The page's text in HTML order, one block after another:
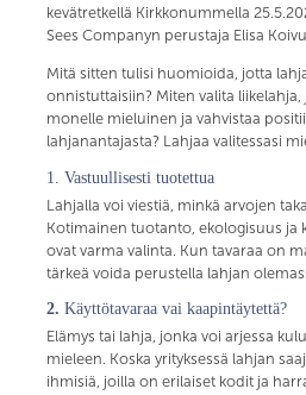
kevätretkellä Kirkkonummella
Sees Companyn perustaja Elisa
Mitä sitten tulisi huomioida, jotta
onnistuttaisiin? Miten valita
monelle mieluinen ja vahvistaa
lahjanantajasta? Lahjaa valitessasi
1. Vastuullisesti tuotettua
Lahjalla voi viestiä, minkä arvojen
Kotimainen tuotanto, ekologisuus ja
ovat varma valinta. Kun tavaraa on
tärkeä voida perustella lahjan
2.Käyttötavaraa vai kaapintäytettä?
Elämys tai lahja, jonka voi arjessa
mieleen. Koska yrityksessä lahjan
ihmisiä, joilla on erilaiset kodit ja